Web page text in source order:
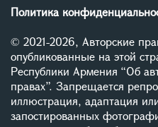
Политика
© 2021-2026, Авторские
опубликованные на этой
Республики Армения “Об
правах”. Запрещается
иллюстрация, адаптация
запостированных